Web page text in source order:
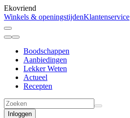
Ekovriend
Winkels & openingstijdenKlantenservice
Boodschappen
Aanbiedingen
Lekker Weten
Actueel
Recepten
Inloggen